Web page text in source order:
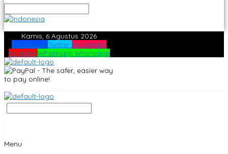
Kamis, 6 Agustus 2026
Facebook Twitter Instagram
Youtube Whatsapp Whatsapp
Menu